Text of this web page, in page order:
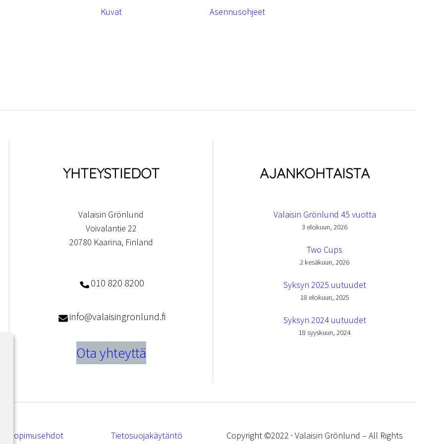
Kuvat Asennusohjeet
YHTEYSTIEDOT
Valaisin Grönlund
Voivalantie 22
20780 Kaarina, Finland
010 820 8200
info@valaisingronlund.fi
Ota yhteyttä
AJANKOHTAISTA
Valaisin Grönlund 45 vuotta
3 elokuun, 2026
Two Cups
2 kesäkuun, 2026
Syksyn 2025 uutuudet
18 elokuun, 2025
Syksyn 2024 uutuudet
18 syyskuun, 2024
Sopimusehdot Tietosuojakäytäntö
Copyright ©2022 · Valaisin Grönlund – All Rights